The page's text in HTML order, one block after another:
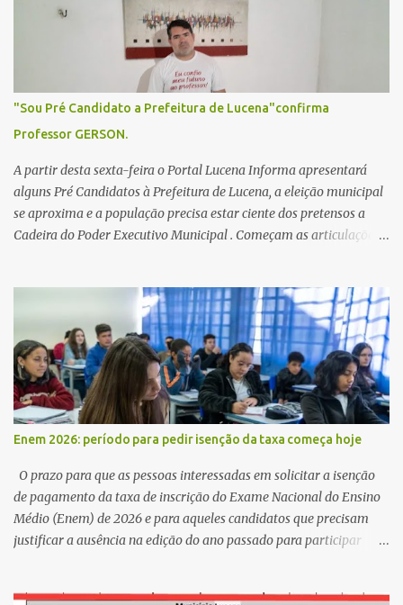
"Sou Pré Candidato a Prefeitura de Lucena"confirma
Professor GERSON.
A partir desta sexta-feira o Portal Lucena Informa apresentará
alguns Pré Candidatos à Prefeitura de Lucena, a eleição municipal
se aproxima e a população precisa estar ciente dos pretensos a
Cadeira do Poder Executivo Municipal . Começam as articulações e
Bandeira Valcinete Araújo e Professor Gerson Andrade há
possibilidade de mais nomes aparecer , ficaremos no aguardo para
trazer mais informações. A primeira entrevista foi com o
inimaginável Gerson Andrade ,Professor da Rede Municipal
(efetivo), supervisor, Formado em Pedagogia e Biomedicina pela
UFPB. Leciona no Otto Illi, Gilberto Inácio, Ellinora Dornellas
,Escola Américo Falcão. Gerson nos contou que a idéia de disputar
a prefeitura veio de um sonho há 5 anos atrás, e também por
acreditar que o trabalho dos seus companheiros principalmente
da zona rural deve ser mais valorizado e que eles serão a Fortalez...
Enem 2026: período para pedir isenção da taxa começa hoje
O prazo para que as pessoas interessadas em solicitar a isenção
de pagamento da taxa de inscrição do Exame Nacional do Ensino
Médio (Enem) de 2026 e para aqueles candidatos que precisam
justificar a ausência na edição do ano passado para participar